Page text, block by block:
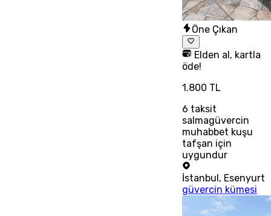
Öne Çıkan
Elden al, kartla
öde!
1.800 TL
6 taksit
salmagüvercin
muhabbet kuşu
tafşan için
uygundur
İstanbul, Esenyurt
güvercin kümesi